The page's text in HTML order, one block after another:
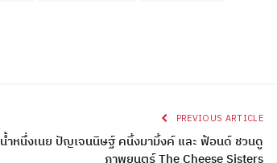
PREVIOUS ARTICLE
น้ำหนึ่งเนย ปัญเจนนิษฐ์ คนิ้งมามิ้งค์ และ ฟ้อนด์ ชวนดู